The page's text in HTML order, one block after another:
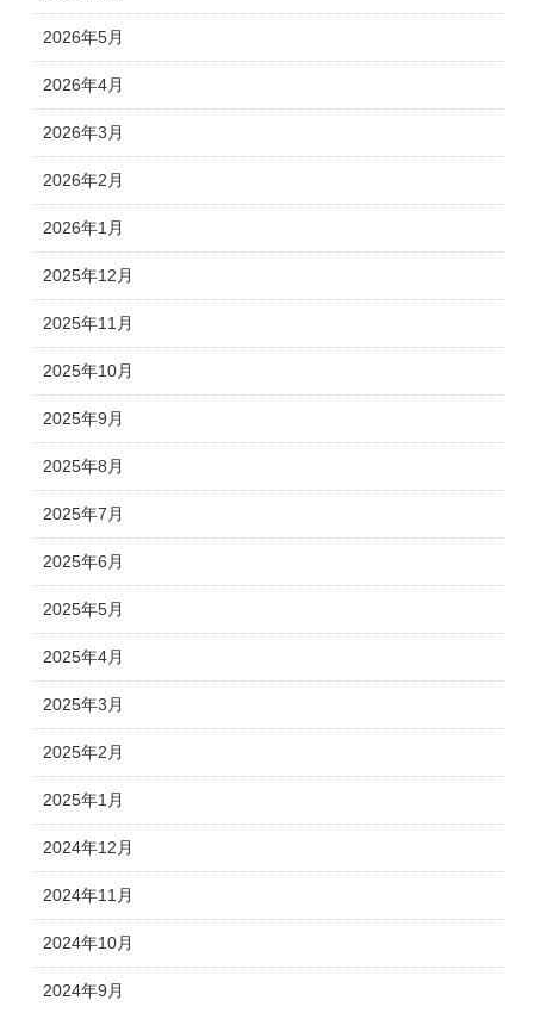
2026年5月
2026年4月
2026年3月
2026年2月
2026年1月
2025年12月
2025年11月
2025年10月
2025年9月
2025年8月
2025年7月
2025年6月
2025年5月
2025年4月
2025年3月
2025年2月
2025年1月
2024年12月
2024年11月
2024年10月
2024年9月